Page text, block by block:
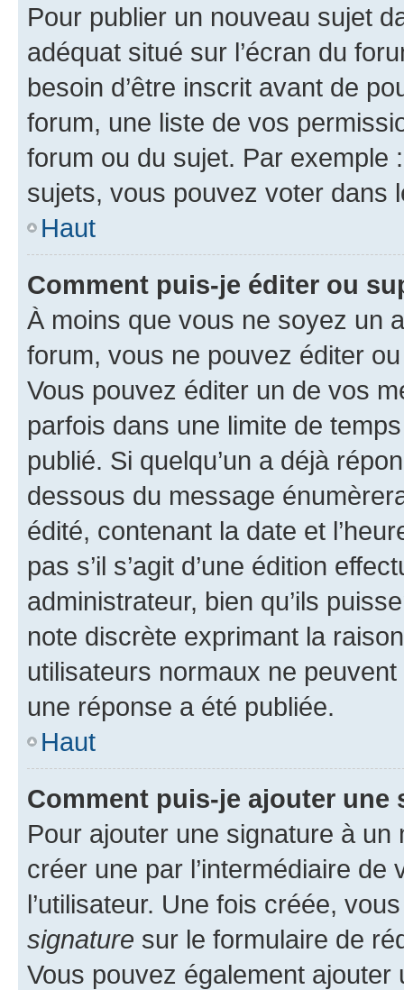
Pour publier un nouveau sujet
adéquat situé sur l’écran du
besoin d’être inscrit avant de
forum, une liste de vos
forum ou du sujet. Par exemple
sujets, vous pouvez voter dans
Haut
Comment puis-je éditer ou
À moins que vous ne soyez un
forum, vous ne pouvez éditer
Vous pouvez éditer un de vos
parfois dans une limite de
publié. Si quelqu’un a déjà
dessous du message
édité, contenant la date et
pas s’il s’agit d’une édition
administrateur, bien qu’ils
note discrète exprimant la
utilisateurs normaux ne
une réponse a été publiée.
Haut
Comment puis-je ajouter une
Pour ajouter une signature à un
créer une par l’intermédiaire
l’utilisateur. Une fois créée,
signature sur le formulaire de
Vous pouvez également